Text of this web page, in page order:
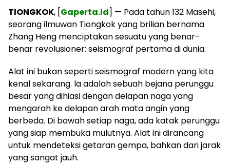
TIONGKOK, [Gaperta.id] — Pada tahun 132 Masehi,
seorang ilmuwan Tiongkok yang brilian bernama
Zhang Heng menciptakan sesuatu yang benar-
benar revolusioner: seismograf pertama di dunia.
Alat ini bukan seperti seismograf modern yang kita
kenal sekarang. la adalah sebuah bejana perunggu
besar yang dihiasi dengan delapan naga yang
mengarah ke delapan arah mata angin yang
berbeda. Di bawah setiap naga, ada katak perunggu
yang siap membuka mulutnya. Alat ini dirancang
untuk mendeteksi getaran gempa, bahkan dari jarak
yang sangat jauh.